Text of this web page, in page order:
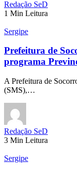
Redação SeD
1 Min Leitura
Sergipe
Prefeitura de
programa
A Prefeitura de
(SMS),…
Redação SeD
3 Min Leitura
Sergipe